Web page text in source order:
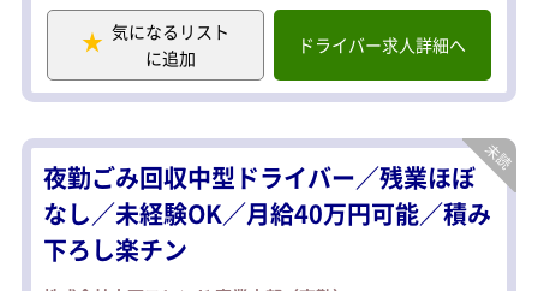
◆ 件数少なめで落ち着いて配送
1日の配送は2店舗のみ。
走行距離は100～200km程度で、時間に
追われすぎず無理なく働けます。
◆ 業務はシンプル＆運転メイン
配送：作業＝7：3
複雑な業務はなく、一度流れを覚えれ
ばスムーズに進められます。
未経験の方は固定ルートからスタート
するので安心です。
気になるリスト
に追加
ドライバー求人詳細へ
夜勤ごみ回収中型ドライバー／残業ほぼ
なし／未経験OK／月給40万円可能／積み
下ろし楽チン